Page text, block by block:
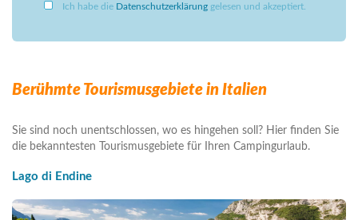
Ich habe die Datenschutzerklärung gelesen und akzeptiert.
Berühmte Tourismusgebiete in Italien
Sie sind noch unentschlossen, wo es hingehen soll? Hier finden Sie
die bekanntesten Tourismusgebiete für Ihren Campingurlaub.
Lago di Endine